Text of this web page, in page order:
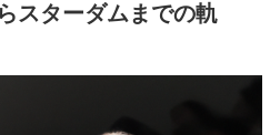
スターダムまでの軌